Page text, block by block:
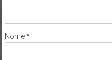
Nome*